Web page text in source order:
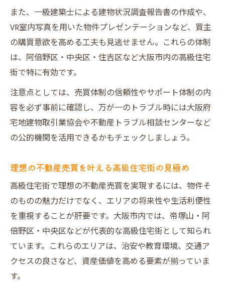
また、一級建築士による建物状況調査報告書の作成や、
VR室内写真を用いた物件プレゼンテーションなど、買主
の購買意欲を高める工夫も見逃せません。これらの体制
は、阿倍野区・中央区・住吉区など大阪市内の高級住宅
街で特に有効です。
注意点としては、売買体制の信頼性やサポート体制の内
容を必ず事前に確認し、万が一のトラブル時には大阪府
宅地建物取引業協会や不動産トラブル相談センターなど
の公的機関を活用できるかもチェックしましょう。
理想の不動産売買を叶える高級住宅街の見極め
高級住宅街で理想の不動産売買を実現するには、物件そ
のものの魅力だけでなく、エリアの将来性や生活利便性
を重視することが肝要です。大阪市内では、帝塚山・阿
倍野区・中央区などが代表的な高級住宅街として知られ
ています。これらのエリアは、治安や教育環境、交通ア
クセスの良さなど、資産価値を高める要素が揃っていま
す。